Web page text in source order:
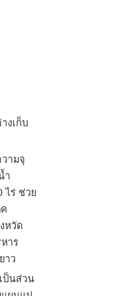
งเก็บ
ามจุ
ำ
ไร่ ช่วย
หวัด
าร
าว
ป็นส่วน
ผนแม่